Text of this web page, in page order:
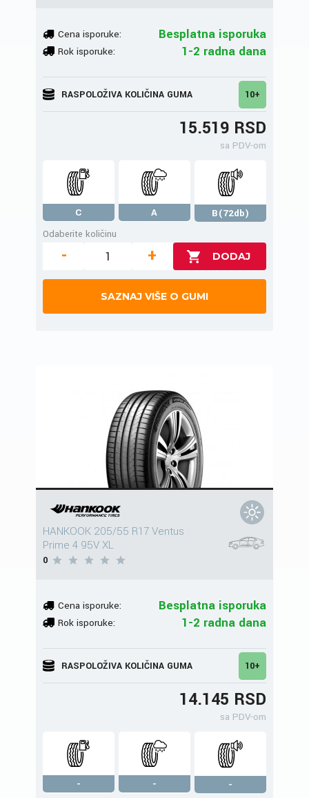
Cena isporuke: Besplatna isporuka
Rok isporuke: 1-2 radna dana
RASPOLOŽIVA KOLIČINA GUMA 10+
15.519 RSD
sa PDV-om
C A
B(72db)
Odaberite količinu
- +
SAZNAJ VIŠE O GUMI
HANKOOK 205/55 R17 Ventus
Prime 4 95V XL
0
Cena isporuke: Besplatna isporuka
Rok isporuke: 1-2 radna dana
RASPOLOŽIVA KOLIČINA GUMA 10+
14.145 RSD
sa PDV-om
- -
-